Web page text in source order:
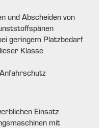
und Abscheiden von
geringem Platzbedarf
Klasse
Einsatz
mit